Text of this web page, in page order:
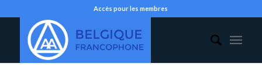
Accès pour les membres